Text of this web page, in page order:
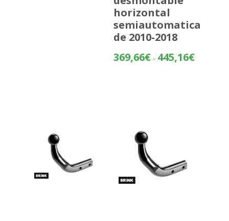
horizontal
semiautomatica
de 2010-2018
369,66€ - 445,16€Rango